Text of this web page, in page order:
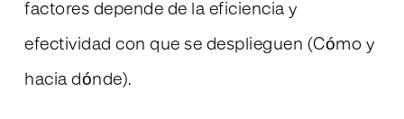
factores depende de la eficiencia y
efectividad con que se desplieguen (Cómo y
hacia dónde).